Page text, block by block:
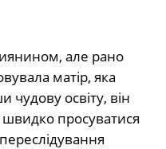
але рано
матір, яка
освіту, він
швидко просуватися